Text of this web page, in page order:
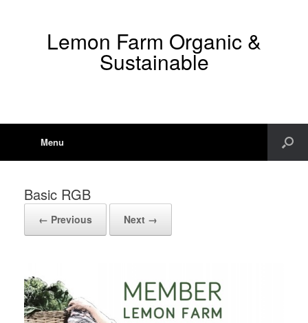
Lemon Farm Organic &
Sustainable
Menu
Basic RGB
← Previous Next →